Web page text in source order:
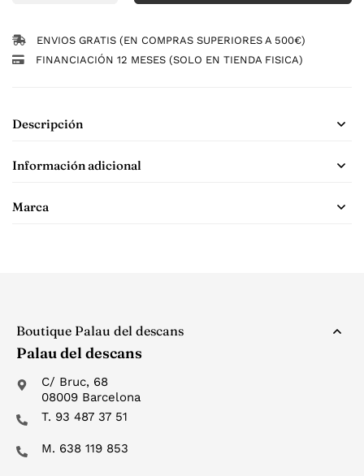
ENVIOS GRATIS (EN COMPRAS SUPERIORES A 500€)
FINANCIACIÓN 12 MESES (SOLO EN TIENDA FISICA)
Descripción
Información adicional
Marca
Boutique Palau del descans
Palau del descans
C/ Bruc, 68
08009 Barcelona
T. 93 487 37 51
M. 638 119 853